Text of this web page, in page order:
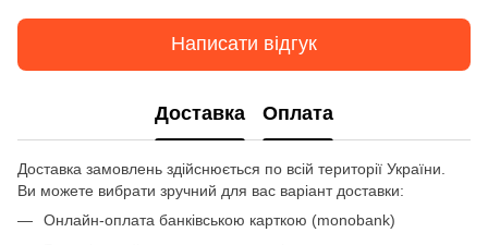
Написати відгук
Доставка Оплата
Доставка замовлень здійснюється по всій території України.
Ви можете вибрати зручний для вас варіант доставки:
Онлайн-оплата банківською карткою (monobank)